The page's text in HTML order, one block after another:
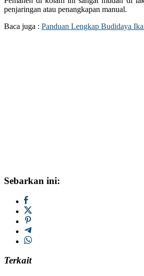
penjaringan atau penangkapan manual.
Baca juga : Panduan Lengkap Budidaya
Sebarkan ini:
Terkait